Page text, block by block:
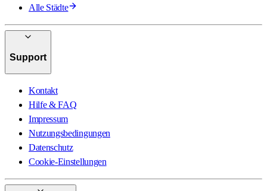
Alle Städte
Support
Kontakt
Hilfe & FAQ
Impressum
Nutzungsbedingungen
Datenschutz
Cookie-Einstellungen